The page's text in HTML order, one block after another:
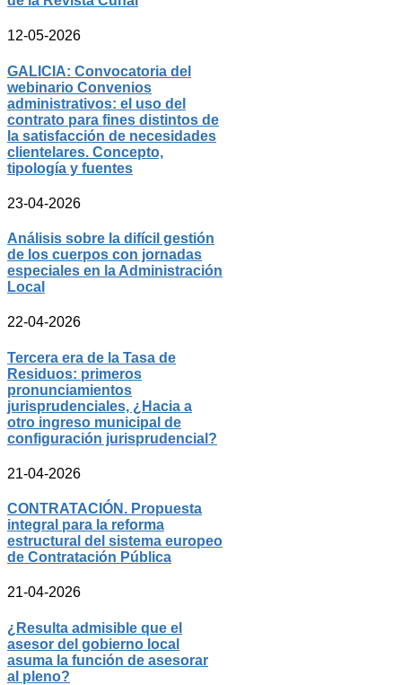
12-05-2026
GALICIA: Convocatoria del
webinario Convenios
administrativos: el uso del
contrato para fines distintos de
la satisfacción de necesidades
clientelares. Concepto,
tipología y fuentes
23-04-2026
Análisis sobre la difícil gestión
de los cuerpos con jornadas
especiales en la Administración
Local
22-04-2026
Tercera era de la Tasa de
Residuos: primeros
pronunciamientos
jurisprudenciales, ¿Hacia a
otro ingreso municipal de
configuración jurisprudencial?
21-04-2026
CONTRATACIÓN. Propuesta
integral para la reforma
estructural del sistema europeo
de Contratación Pública
21-04-2026
¿Resulta admisible que el
asesor del gobierno local
asuma la función de asesorar
al pleno?